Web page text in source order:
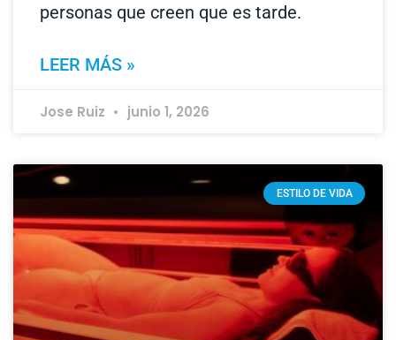
personas que creen que es tarde.
LEER MÁS »
Jose Ruiz junio 1, 2026
ESTILO DE VIDA